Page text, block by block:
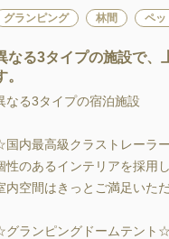
グランピング 林間 ペッ
なる3タイプの施設で、
。
なる3タイプの宿泊施設
内最高級クラストレーラ
性のあるインテリアを採用
内空間はきっとご満足いただ
ランピングドームテント☆